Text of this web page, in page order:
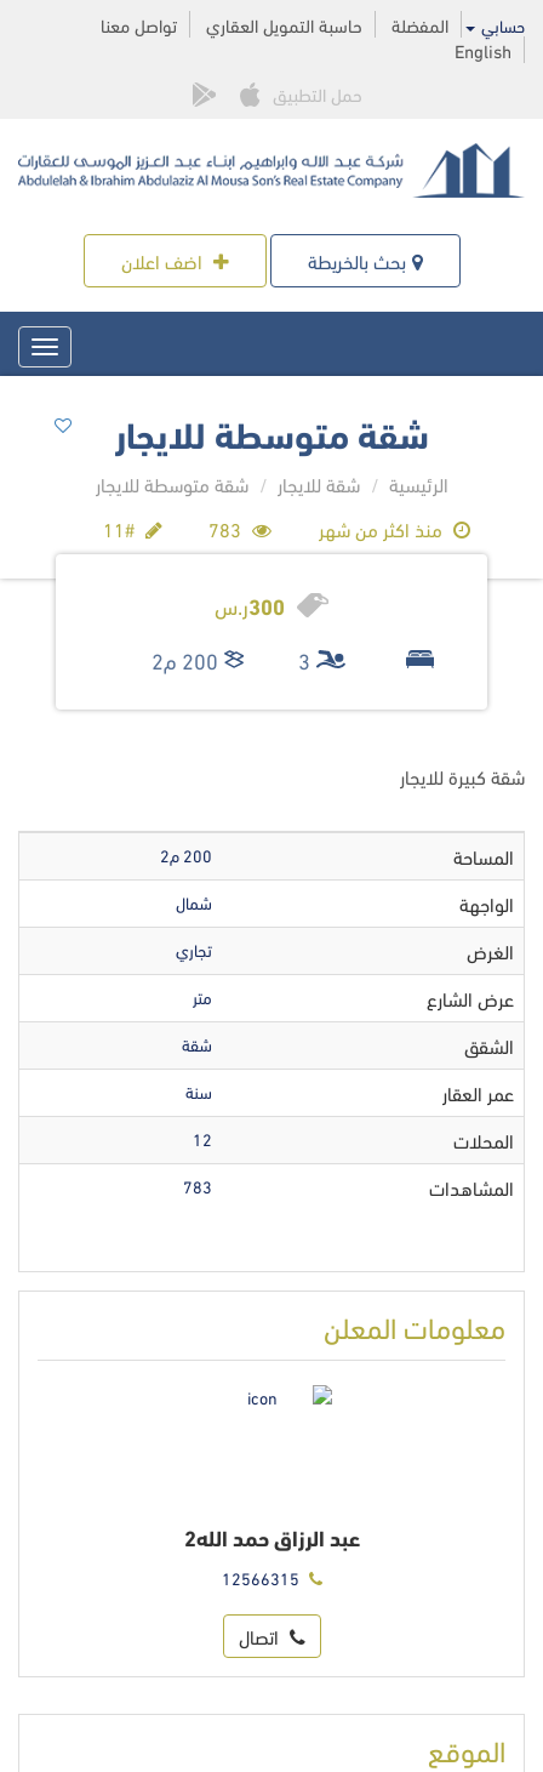
حسابي المفضلة حاسبة التمويل العقاري
تواصل معنا
English
حمل التطبيق
بحث بالخريطة اضف اعلان
شقة متوسطة للايجار
الرئيسية شقة للايجار
شقة متوسطة للايجار
منذ اكثر من شهر
#11
300ر.س
3
200 م2
شقة كبيرة للايجار
المساحة 200 م2
الواجهة شمال
الغرض تجاري
عرض الشارع متر
الشقق شقة
عمر العقار سنة
المحلات 12
المشاهدات 783
معلومات المعلن
عبد الرزاق حمد الله2
اتصال
الموقع